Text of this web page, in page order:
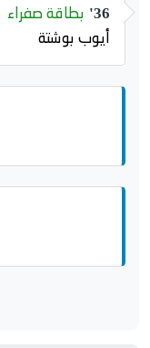
36' بطاقة صفراء
أيوب بوشتة